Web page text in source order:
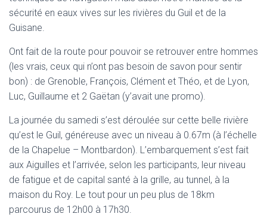
sécurité en eaux vives sur les rivières du Guil et de la
Guisane.
Ont fait de la route pour pouvoir se retrouver entre hommes
(les vrais, ceux qui n’ont pas besoin de savon pour sentir
bon) : de Grenoble, François, Clément et Théo, et de Lyon,
Luc, Guillaume et 2 Gaëtan (y’avait une promo).
La journée du samedi s’est déroulée sur cette belle rivière
qu’est le Guil, généreuse avec un niveau à 0.67m (à l’échelle
de la Chapelue – Montbardon). L’embarquement s’est fait
aux Aiguilles et l’arrivée, selon les participants, leur niveau
de fatigue et de capital santé à la grille, au tunnel, à la
maison du Roy. Le tout pour un peu plus de 18km
parcourus de 12h00 à 17h30.